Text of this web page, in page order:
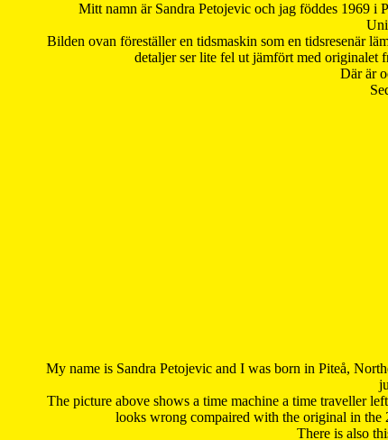
Mitt namn är Sandra Petojevic och jag föddes 1969 i
Bilden ovan föreställer en tidsmaskin som en tidsresenär
detaljer ser lite fel ut jämfört med originalet
Där är
My name is Sandra Petojevic and I was born in Piteå,
The picture above shows a time machine a time traveller
looks wrong compaired with the original in the
There is also